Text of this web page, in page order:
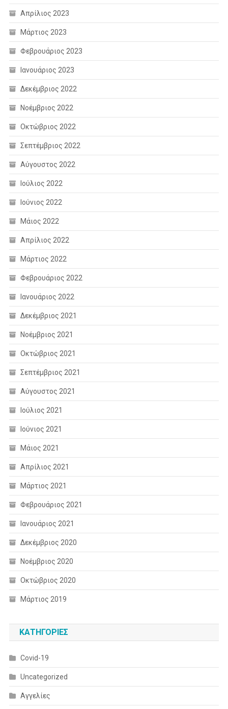
Απρίλιος 2023
Μάρτιος 2023
Φεβρουάριος 2023
Ιανουάριος 2023
Δεκέμβριος 2022
Νοέμβριος 2022
Οκτώβριος 2022
Σεπτέμβριος 2022
Αύγουστος 2022
Ιούλιος 2022
Ιούνιος 2022
Μάιος 2022
Απρίλιος 2022
Μάρτιος 2022
Φεβρουάριος 2022
Ιανουάριος 2022
Δεκέμβριος 2021
Νοέμβριος 2021
Οκτώβριος 2021
Σεπτέμβριος 2021
Αύγουστος 2021
Ιούλιος 2021
Ιούνιος 2021
Μάιος 2021
Απρίλιος 2021
Μάρτιος 2021
Φεβρουάριος 2021
Ιανουάριος 2021
Δεκέμβριος 2020
Νοέμβριος 2020
Οκτώβριος 2020
Μάρτιος 2019
KΑΤΗΓΟΡΊΕΣ
Covid-19
Uncategorized
Αγγελίες